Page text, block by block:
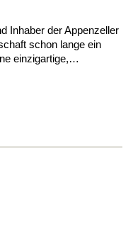
Inhaber der Appenzeller
schon lange ein
einzigartige,…